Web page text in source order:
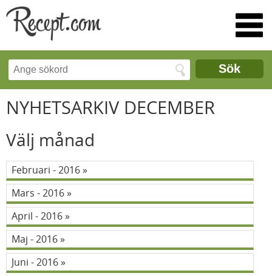
Sök
NYHETSARKIV DECEMBER
Välj månad
Februari - 2016
Mars - 2016
April - 2016
Maj - 2016
Juni - 2016